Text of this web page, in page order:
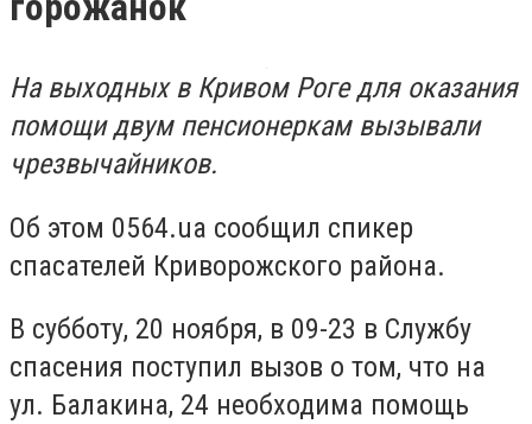
На выходных в Кривом Роге для оказания
помощи двум пенсионеркам вызывали
чрезвычайников.
Об этом 0564.ua сообщил спикер
спасателей Криворожского района.
В субботу, 20 ноября, в 09-23 в Службу
спасения поступил вызов о том, что на
ул. Балакина, 24 необходима помощь